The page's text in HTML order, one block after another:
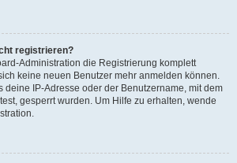
registrieren?
Administration die Registrierung komplett
keine neuen Benutzer mehr anmelden können.
deine IP-Adresse oder der Benutzername, mit dem
gesperrt wurden. Um Hilfe zu erhalten, wende